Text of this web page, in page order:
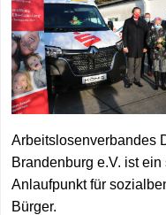
Aktuelles Angebote
Arbeitslosenverbandes
Brandenburg e.V. ist
Anlaufpunkt für
Bürger.